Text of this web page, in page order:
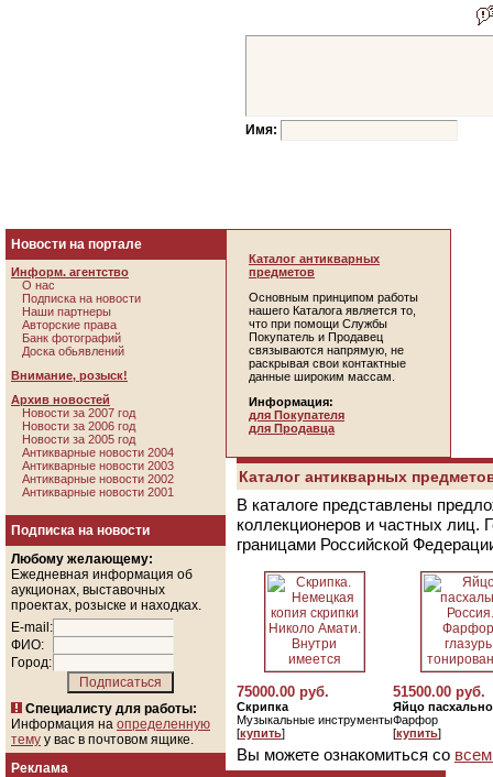
Имя:
Новости на портале
Информ. агентство
О нас
Подписка на новости
Наши партнеры
Авторские права
Банк фотографий
Доска обьявлений
Внимание, розыск!
Архив новостей
Новости за 2007 год
Новости за 2006 год
Новости за 2005 год
Антикварные новости 2004
Антикварные новости 2003
Антикварные новости 2002
Антикварные новости 2001
Подписка на новости
Любому желающему:
Ежедневная информация об
аукционах, выставочных
проектах, розыске и находках.
E-mail:
ФИО:
Город:
Специалисту для работы:
Информация на определенную
тему у вас в почтовом ящике.
Реклама
Каталог антикварных
предметов
Основным принципом работы
нашего Каталога является то,
что при помощи Службы
Покупатель и Продавец
связываются напрямую, не
раскрывая свои контактные
данные широким массам.
Информация:
для Покупателя
для Продавца
Каталог антикварных
В каталоге представлены
коллекционеров и частных лиц.
границами Российской
75000.00 руб.
Скрипка
Музыкальные инструменты
[купить]
51500.00 руб.
Яйцо
Фарфор
[купить]
Вы можете ознакомиться со